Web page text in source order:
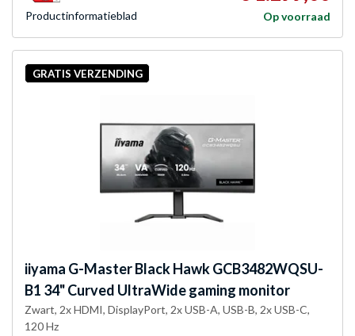
Op voorraad
Product­informatieblad
GRATIS VERZENDING
iiyama G-Master Black Hawk GCB3482WQSU-
B1 34" Curved UltraWide gaming monitor
Zwart, 2x HDMI, DisplayPort, 2x USB-A, USB-B, 2x USB-C,
120 Hz